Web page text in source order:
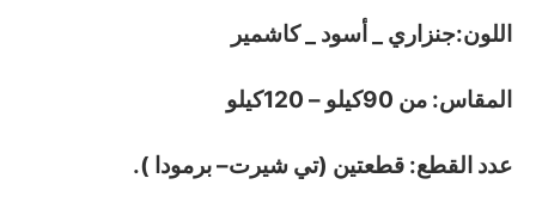
اللون:جنزاري _ أسود _ كاشمير
المقاس: من 90كيلو – 120كيلو
عدد القطع: قطعتين (تي شيرت– برمودا ).